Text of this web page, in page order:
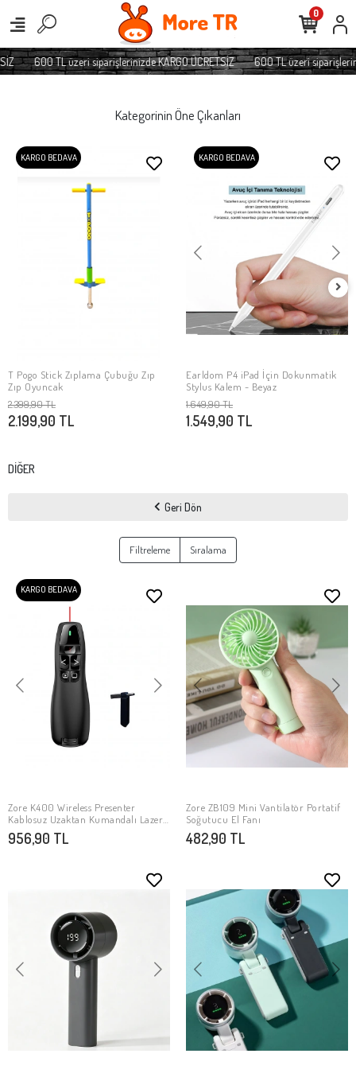
600 TL üzeri siparişlerinizde KARGO ÜCRETSİZ 600 TL üzeri
0
Kategorinin Öne Çıkanları
KARGO BEDAVA
SEPETE EKLE
T Pogo Stick Zıplama Çubuğu Zıp
Zıp Oyuncak
2.399,90 TL
2.199,90 TL
KARGO BEDAVA
SEPETE EKLE
Earldom P4 iPad İçin Dokunmatik
Stylus Kalem - Beyaz
1.649,90 TL
1.549,90 TL
DİĞER
Geri Dön
Filtreleme Sıralama
KARGO BEDAVA
SEPETE EKLE
Zore K400 Wireless Presenter
Kablosuz Uzaktan Kumandalı Lazer
Sunum Kalemi
956,90 TL
SEPETE EKLE
Zore ZB109 Mini Vantilatör Portatif
Soğutucu El Fanı
482,90 TL